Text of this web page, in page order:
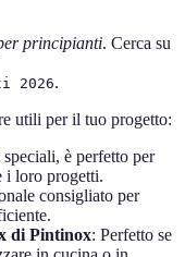
principianti. Cerca su
2026.
utili per il tuo progetto:
è perfetto per
i loro progetti.
consigliato per
di Pintinox: Perfetto se